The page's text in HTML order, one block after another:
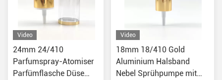
Video
24mm 24/410
Parfumspray-Atomiser
Parfümflasche Düse
Video
18mm 18/410 Gold
Aluminium Halsband
Nebel Sprühpumpe mit